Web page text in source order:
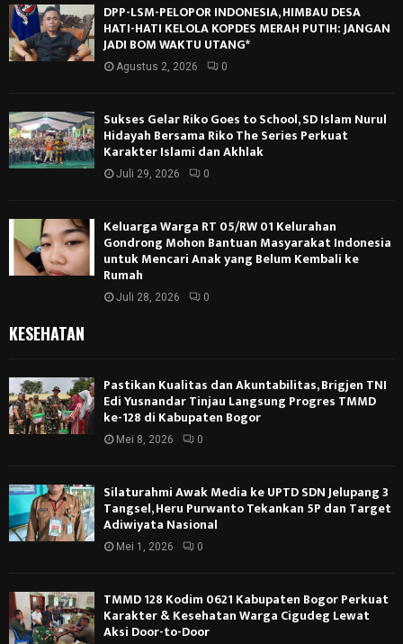
DPP-LSM-PELOPOR INDONESIA, HIMBAU DESA
HATI-HATI KELOLA KOPDES MERAH PUTIH: JANGAN
JADI BOM WAKTU UTANG*
Agustus 2, 2026 0
Sukses Gelar Riko Goes to School, SD Islam Nurul
Hidayah Bersama Riko The Series Perkuat
Karakter Islami dan Akhlak
Juli 29, 2026 0
Keluarga Warga RT 05/RW 01 Kelurahan
Gondrong Mohon Bantuan Masyarakat Indonesia
untuk Mencari Anak yang Belum Kembali ke
Rumah
Juli 28, 2026 0
KESEHATAN
Pastikan Kualitas dan Akuntabilitas, Brigjen TNI
Edi Yusnandar Tinjau Langsung Progres TMMD
ke-128 di Kabupaten Bogor
Mei 8, 2026 0
Silaturahmi Awak Media ke UPTD SDN Jelupang 3
Tangsel, Heru Purwanto Tekankan 5P dan Target
Adiwiyata Nasional
Mei 1, 2026 0
TMMD 128 Kodim 0621 Kabupaten Bogor Perkuat
Karakter & Kesehatan Warga Cigudeg Lewat
Aksi Door-to-Door